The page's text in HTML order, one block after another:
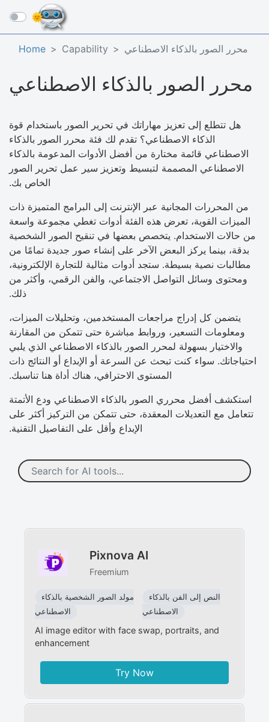
☰
Home Capability محرر الصور بالذكاء الاصطناعي
محرر الصور بالذكاء الاصطناعي
هل تتطلع إلى تعزيز مهاراتك في تحرير الصور باستخدام قوة
الذكاء الاصطناعي؟ تقدم لك فئة محرر الصور بالذكاء
الاصطناعي قائمة مختارة من أفضل الأدوات المدعومة بالذكاء
الاصطناعي المصممة لتبسيط وتعزيز سير عمل تحرير الصور
الخاص بك.
من المحررات المجانية عبر الإنترنت إلى البرامج المتميزة ذات
الميزات القوية، تعرض هذه الفئة أدوات تغطي مجموعة واسعة
من حالات الاستخدام. يتخصص بعضها في تنقيح الصور الشخصية
بدقة، بينما يركز البعض الآخر على إنشاء صور جديدة تمامًا من
مطالبات نصية بسيطة. ستجد أدوات مثالية للتجارة الإلكترونية،
ومحتوى وسائل التواصل الاجتماعي، والفن الرقمي، وأكثر من
ذلك.
يتضمن كل إدراج مراجعات المستخدمين، وتحليلات الميزات،
ومعلومات التسعير، وروابط مباشرة حتى تتمكن من المقارنة
والاختيار بسهولة لمحرر الصور بالذكاء الاصطناعي الذي يلبي
احتياجاتك. سواء كنت تبحث عن السرعة أو الإبداع أو النتائج ذات
المستوى الاحترافي، هناك أداة هنا تناسبك.
استكشف أفضل محرري الصور بالذكاء الاصطناعي ودع الأتمتة
تتعامل مع التعديلات المعقدة، حتى تتمكن من التركيز أكثر على
الإبداع وأقل على التفاصيل التقنية.
Pixnova AI
Freemium
مولد الصور الشخصية بالذكاء
الاصطناعي
النص إلى الفن بالذكاء
الاصطناعي
AI image editor with face swap, portraits, and
enhancement
Try Now